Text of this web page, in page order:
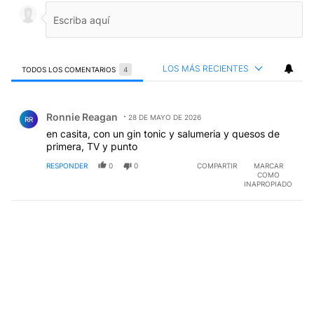
TODOS LOS COMENTARIOS 4 LOS MÁS RECIENTES
RR Ronnie Reagan 28 DE MAYO DE 2026
en casita, con un gin tonic y salumeria y quesos de
primera, TV y punto
RESPONDER 0 0 COMPARTIR
MARCAR
COMO
INAPROPIADO